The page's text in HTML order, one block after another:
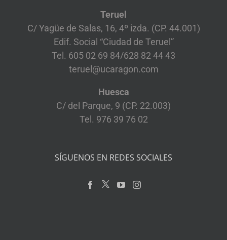
Teruel
C/ Yagüe de Salas, 16, 4º izda. (CP. 44.001)
Edif. Social “Ciudad de Teruel”
Tel. 605 02 69 84/628 82 44 43
teruel@ucaragon.com
Huesca
C/ del Parque, 9 (CP. 22.003)
Tel. 976 39 76 02
SÍGUENOS EN REDES SOCIALES